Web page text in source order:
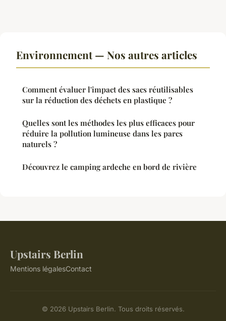
Environnement — Nos autres articles
Comment évaluer l'impact des sacs réutilisables
sur la réduction des déchets en plastique ?
Quelles sont les méthodes les plus efficaces pour
réduire la pollution lumineuse dans les parcs
naturels ?
Découvrez le camping ardeche en bord de rivière
Upstairs Berlin
Mentions légalesContact
© 2026 Upstairs Berlin. Tous droits réservés.